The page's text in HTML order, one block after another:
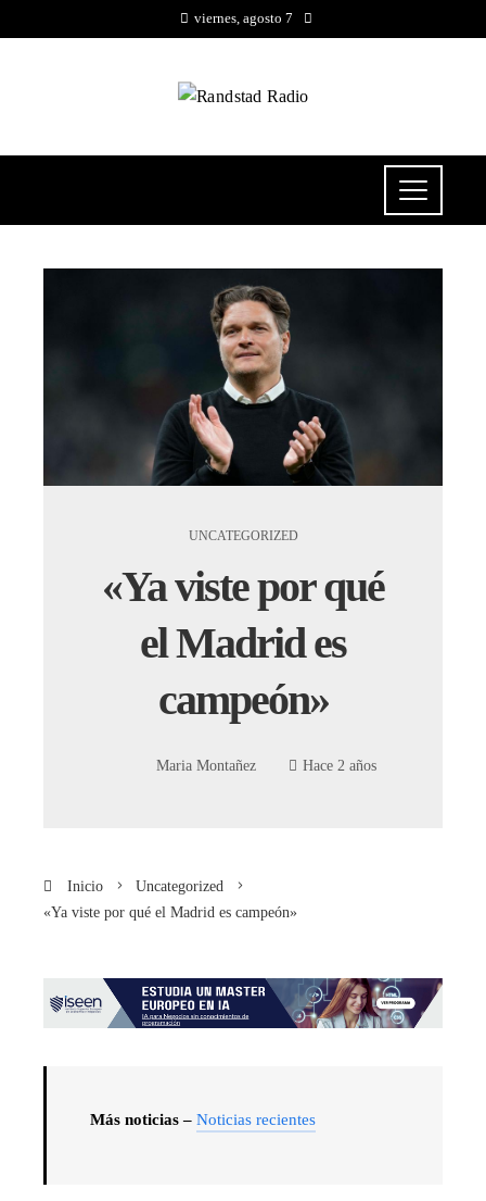
viernes, agosto 7
UNCATEGORIZED
«Ya viste por qué
el Madrid es
campeón»
Maria Montañez Hace 2 años
Inicio
Uncategorized
«Ya viste por qué el Madrid es campeón»
Más noticias – Noticias recientes